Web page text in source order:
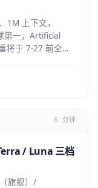
1M 上下文，
第一，Artificial
将于 7-27 前全部
6 分钟
/ Luna 三档
旗舰）/